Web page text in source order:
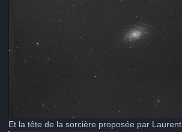
Et la tête de la sorcière proposée par Laurent